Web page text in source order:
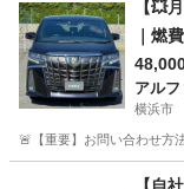
【💥
｜燃
アルフ
横浜市
🚨【重要】お問い合わせ方
ア